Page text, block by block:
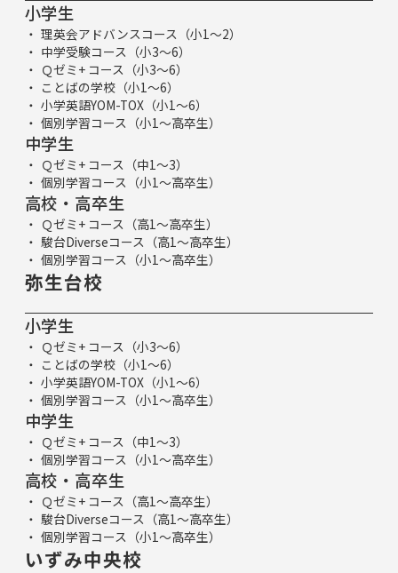
小学生
理英会アドバンスコース（小1～2）
中学受験コース（小3～6）
Ｑゼミ+ コース（小3～6）
ことばの学校（小1～6）
小学英語YOM-TOX（小1～6）
個別学習コース（小1～高卒生）
中学生
Ｑゼミ+ コース（中1～3）
個別学習コース（小1～高卒生）
高校・高卒生
Ｑゼミ+ コース（高1～高卒生）
駿台Diverseコース（高1～高卒生）
個別学習コース（小1～高卒生）
弥生台校
小学生
Ｑゼミ+ コース（小3～6）
ことばの学校（小1～6）
小学英語YOM-TOX（小1～6）
個別学習コース（小1～高卒生）
中学生
Ｑゼミ+ コース（中1～3）
個別学習コース（小1～高卒生）
高校・高卒生
Ｑゼミ+ コース（高1～高卒生）
駿台Diverseコース（高1～高卒生）
個別学習コース（小1～高卒生）
いずみ中央校